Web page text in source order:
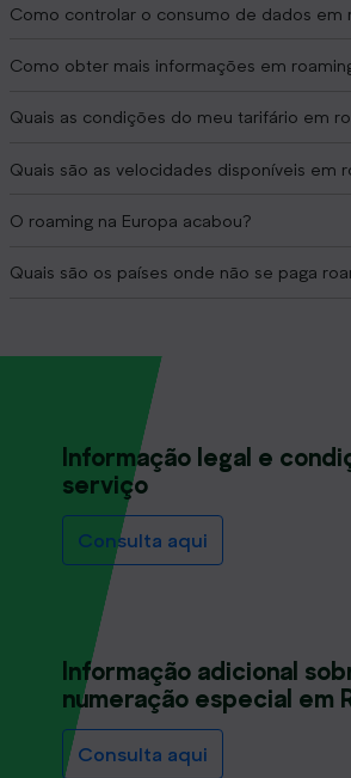
Como controlar o consumo de dados em
Como obter mais informações em
Quais as condições do meu tarifário em
Quais são as velocidades disponíveis em
O roaming na Europa acabou?
Quais são os países onde não se paga
Informação legal e
serviço
Consulta aqui
Informação adicional
numeração especial em
Consulta aqui